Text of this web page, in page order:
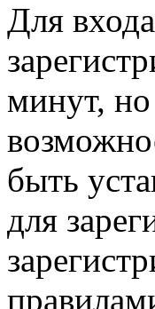
Для
минут, но
быть
для